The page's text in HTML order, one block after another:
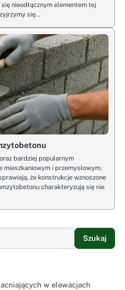
nieodłącznym elementem tej
się…
bardziej popularnym
mieszkaniowym i przemysłowym.
że konstrukcje wznoszone
charakteryzują się nie
Szukaj
w elewacjach